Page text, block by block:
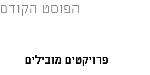
הפוסט הקודם
פרויקטים מובילים